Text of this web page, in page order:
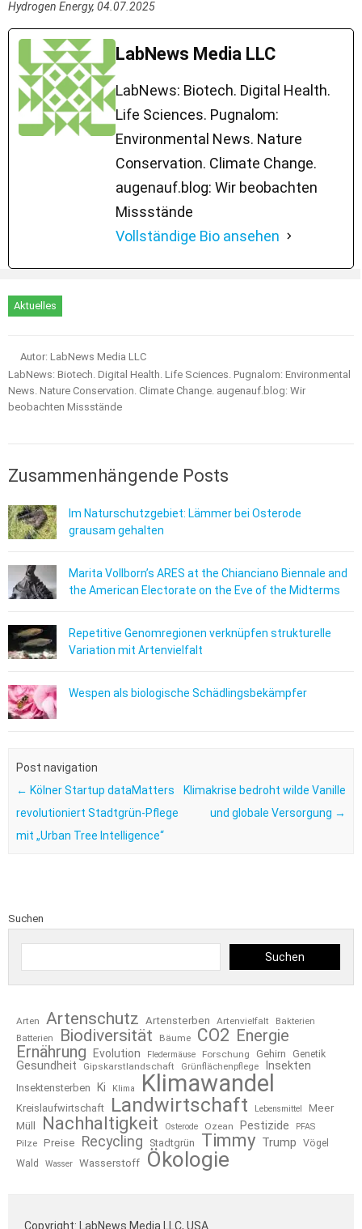
Hydrogen Energy, 04.07.2025
LabNews Media LLC
LabNews: Biotech. Digital Health.
Life Sciences. Pugnalom:
Environmental News. Nature
Conservation. Climate Change.
augenauf.blog: Wir beobachten
Missstände
Vollständige Bio ansehen
Aktuelles
Autor: LabNews Media LLC
LabNews: Biotech. Digital Health. Life Sciences. Pugnalom: Environmental
News. Nature Conservation. Climate Change. augenauf.blog: Wir
beobachten Missstände
Zusammenhängende Posts
Im Naturschutzgebiet: Lämmer bei Osterode
grausam gehalten
Marita Vollborn’s ARES at the Chianciano Biennale and
the American Electorate on the Eve of the Midterms
Repetitive Genomregionen verknüpfen strukturelle
Variation mit Artenvielfalt
Wespen als biologische Schädlingsbekämpfer
Post navigation
← Kölner Startup dataMatters
revolutioniert Stadtgrün-Pflege
mit „Urban Tree Intelligence“
Klimakrise bedroht wilde Vanille
und globale Versorgung →
Suchen
Suchen
Arten Artenschutz Artensterben Artenvielfalt
Bakterien
Batterien
Biodiversität Bäume CO2 Energie
Ernährung
Evolution Fledermäuse Forschung Gehirn Genetik
Gesundheit Gipskarstlandschaft Grünflächenpflege Insekten
Insektensterben Ki Klima Klimawandel
Kreislaufwirtschaft Landwirtschaft Lebensmittel
Meer
Müll
Nachhaltigkeit Osterode Ozean Pestizide PFAS
Pilze Preise Recycling Stadtgrün Timmy Trump
Vögel
Wald
Wasser Wasserstoff Ökologie
Copyright: LabNews Media LLC, USA